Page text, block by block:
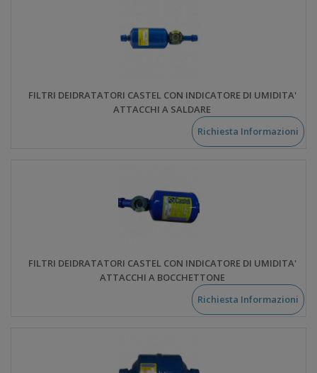
FILTRI DEIDRATATORI CASTEL CON INDICATORE DI UMIDITA'
ATTACCHI A SALDARE
Richiesta Informazioni
FILTRI DEIDRATATORI CASTEL CON INDICATORE DI UMIDITA'
ATTACCHI A BOCCHETTONE
Richiesta Informazioni